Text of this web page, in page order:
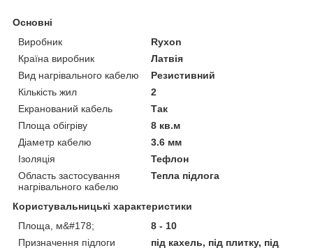
Основні
Виробник
Ryxon
Країна виробник
Латвія
Вид нагрівального кабелю
Резистивний
Кількість жил
2
Екранований кабель
Так
Площа обігріву
8 кв.м
Діаметр кабелю
3.6 мм
Ізоляція
Тефлон
Область застосування
нагрівального кабелю
Тепла підлога
Користувальницькі характеристики
Площа, м&#178;
8 - 10
Призначення підлоги
під кахель, під плитку, під